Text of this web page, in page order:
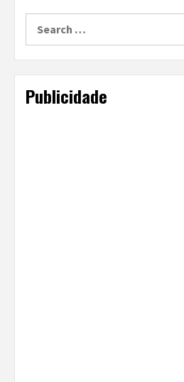
for:
Publicidade